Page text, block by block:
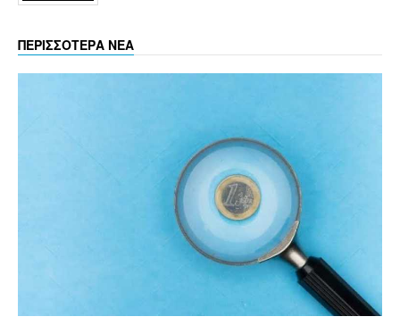
ΠΕΡΙΣΣΟΤΕΡΑ ΝΕΑ